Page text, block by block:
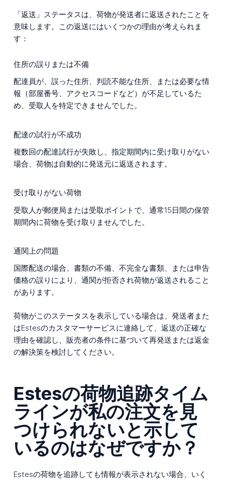
「返送」ステータスは、荷物が発送者に返送されたことを
意味します。この返送にはいくつかの理由が考えられま
す：
住所の誤りまたは不備
配達員が、誤った住所、判読不能な住所、または必要な情
報（部屋番号、アクセスコードなど）が不足しているた
め、受取人を特定できませんでした。
配達の試行が不成功
複数回の配達試行が失敗し、指定期間内に受け取りがない
場合、荷物は自動的に発送元に返送されます。
受け取りがない荷物
受取人が郵便局または受取ポイントで、通常15日間の保管
期間内に荷物を受け取りませんでした。
通関上の問題
国際配送の場合、書類の不備、不完全な書類、または申告
価格の誤りにより、通関が拒否され荷物が返送されること
があります。
荷物がこのステータスを表示している場合は、発送者また
はEstesのカスタマーサービスに連絡して、返送の正確な
理由を確認し、販売者の条件に基づいて再発送または返金
の解決策を検討してください。
Estesの荷物追跡タイム
ラインが私の注文を見
つけられないと示して
いるのはなぜですか？
Estesの荷物を追跡しても情報が表示されない場合、いく